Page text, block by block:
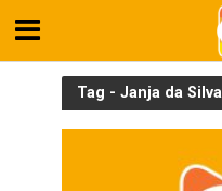
Tag - Janja da Silva